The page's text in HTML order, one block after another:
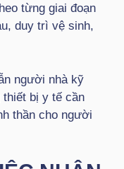
từng giai đoạn
duy trì vệ sinh,
người nhà kỹ
bị y tế cần
thần cho người